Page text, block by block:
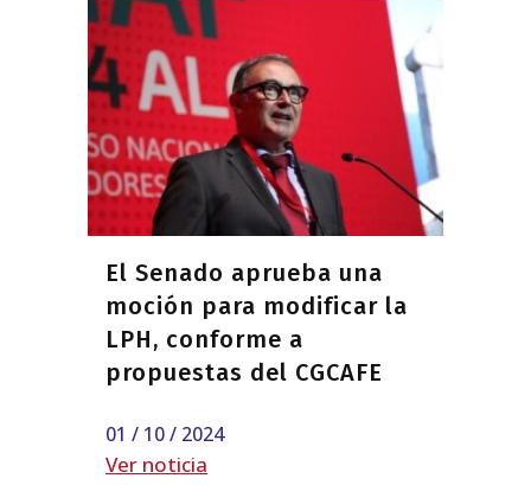
El Senado aprueba una
moción para modificar la
LPH, conforme a
propuestas del CGCAFE
01 / 10 / 2024
Ver noticia